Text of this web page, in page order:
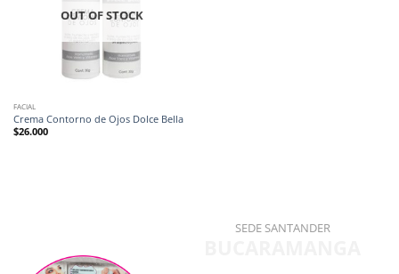
OUT OF STOCK
FACIAL
Crema Contorno de Ojos Dolce Bella
$26.000
SEDE SANTANDER